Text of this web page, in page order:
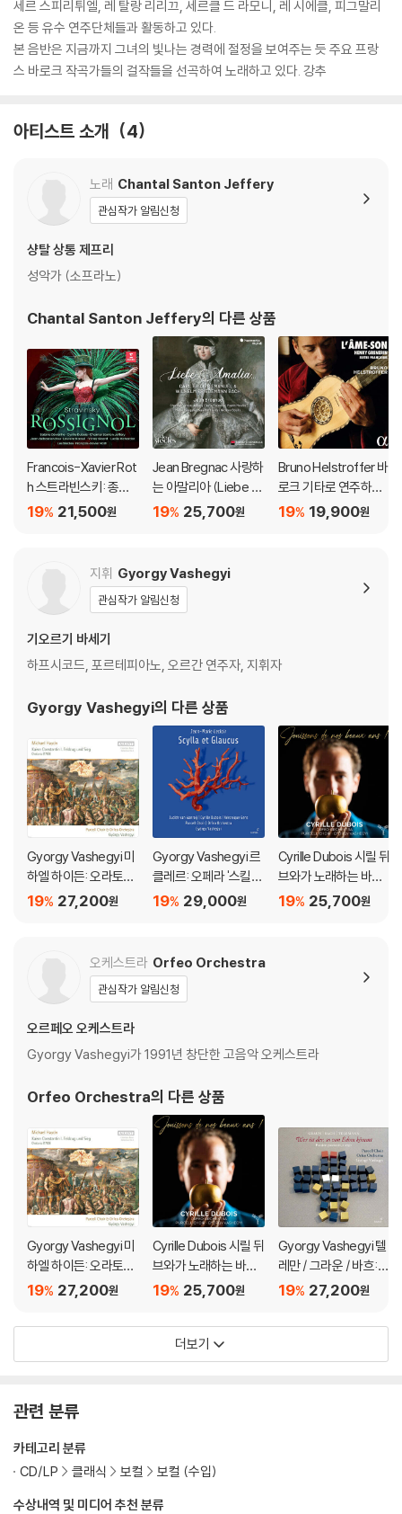
세르 스피리튀엘, 레 탈랑 리리끄, 세르클 드 라모니, 레 시에클, 피그말리
온 등 유수 연주단체들과 활동하고 있다.
본 음반은 지금까지 그녀의 빛나는 경력에 절정을 보여주는 듯 주요 프랑
스 바로크 작곡가들의 걸작들을 선곡하여 노래하고 있다. 강추
아티스트 소개 4
노래 Chantal Santon Jeffery
관심작가 알림신청
샹탈 상통 제프리
성악가 (소프라노)
Chantal Santon Jeffery의 다른 상품
Francois-Xavier Rot
h 스트라빈스키: 종달
새 (Stravinsky: Le R
21,500원
19%
Jean Bregnac 사랑하
는 아말리아 (Liebe A
malia...)25,700원
19%
Bruno Helstroffer 바
로크 기타로 연주하는
그레느랭: 프랑스 모음
19,900원
19%
지휘 Gyorgy Vashegyi
관심작가 알림신청
기오르기 바세기
하프시코드, 포르테피아노, 오르간 연주자, 지휘자
Gyorgy Vashegyi의 다른 상품
Gyorgy Vashegyi 미
하엘 하이든: 오라토리
오 '콘스탄티누스 1세의
eldzug und Sieg)
27,200원
19%
Gyorgy Vashegyi 르
클레르: 오페라 '스킬라
와 글라우쿠스' (Leclai
29,000원
19%
Cyrille Dubois 시릴 뒤
브와가 노래하는 바로
크 시대 작품들 (Jouis
25,700원
19%
오케스트라 Orfeo Orchestra
관심작가 알림신청
오르페오 오케스트라
Gyorgy Vashegyi가 1991년 창단한 고음악 오케스트라
Orfeo Orchestra의 다른 상품
Gyorgy Vashegyi 미
하엘 하이든: 오라토리
오 '콘스탄티누스 1세의
n: Kaiser Constatin F
27,200원
19%
Cyrille Dubois 시릴 뒤
브와가 노래하는 바로
크 시대 작품들 (Jouis
Ans!)
25,700원
19%
Gyorgy Vashegyi 텔
레만 / 그라운 / 바흐:
파스티초 수난곡 '에돔
가' (Teleman / Graun
iccio Ca. 1750)
27,200원
19%
더보기
관련 분류
수상내역 및 미디어 추천 분류
카테고리 분류
CD/LP
클래식 보컬 보컬 (수입)